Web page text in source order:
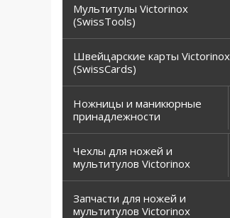
Мультитулы Victorinox
(SwissTools)
Швейцарские карты Victorinox
(SwissCards)
Ножницы и маникюрные
принадлежности
Чехлы для ножей и
мультитулов Victorinox
Запчасти для ножей и
мультитулов Victorinox